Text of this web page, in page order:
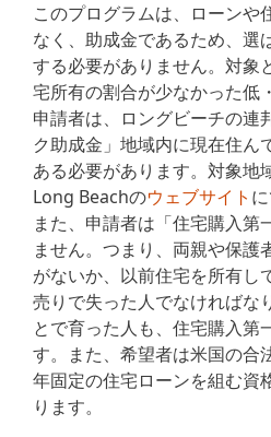
このプログラムは、ローンや
なく、助成金であるため、選
する必要がありません。対象
宅所有の割合が少なかった低
申請者は、ロングビーチの連
ク助成金」地域内に現在住ん
ある必要があります。対象
Long Beachのウェブサイト
また、申請者は「住宅購入第
ません。つまり、両親や保護
がないか、以前住宅を所有し
売りで失った人でなければな
とで育った人も、住宅購入第
す。また、希望者は米国の合
年固定の住宅ローンを組む資
ります。